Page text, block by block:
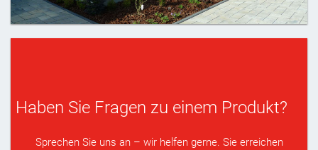
Haben Sie Fragen zu einem Produkt?
Sprechen Sie uns an – wir helfen gerne. Sie erreichen